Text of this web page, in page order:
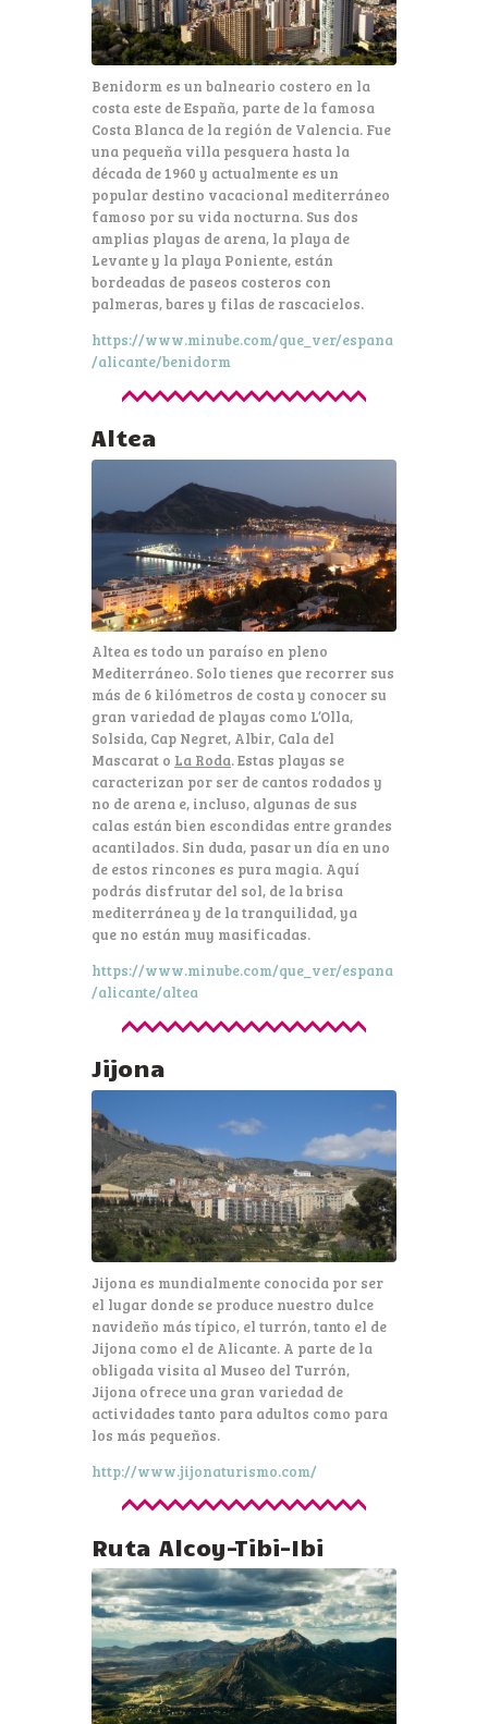
Benidorm es un balneario costero en la
costa este de España, parte de la famosa
Costa Blanca de la región de Valencia. Fue
una pequeña villa pesquera hasta la
década de 1960 y actualmente es un
popular destino vacacional mediterráneo
famoso por su vida nocturna. Sus dos
amplias playas de arena, la playa de
Levante y la playa Poniente, están
bordeadas de paseos costeros con
palmeras, bares y filas de rascacielos.
https://www.minube.com/que_ver/espana
/alicante/benidorm
Altea
Altea es todo un paraíso en pleno
Mediterráneo. Solo tienes que recorrer sus
más de 6 kilómetros de costa y conocer su
gran variedad de playas como L’Olla,
Solsida, Cap Negret, Albir, Cala del
Mascarat o La Roda. Estas playas se
caracterizan por ser de cantos rodados y
no de arena e, incluso, algunas de sus
calas están bien escondidas entre grandes
acantilados. Sin duda, pasar un día en uno
de estos rincones es pura magia. Aquí
podrás disfrutar del sol, de la brisa
mediterránea y de la tranquilidad, ya
que no están muy masificadas.
https://www.minube.com/que_ver/espana
/alicante/altea
Jijona
Jijona es mundialmente conocida por ser
el lugar donde se produce nuestro dulce
navideño más típico, el turrón, tanto el de
Jijona como el de Alicante. A parte de la
obligada visita al Museo del Turrón,
Jijona ofrece una gran variedad de
actividades tanto para adultos como para
los más pequeños.
http://www.jijonaturismo.com/
Ruta Alcoy-Tibi-Ibi